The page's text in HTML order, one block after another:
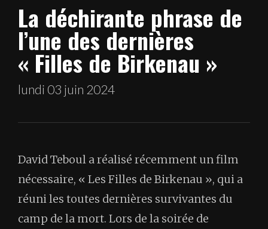
La déchirante phrase de
l’une des dernières
« Filles de Birkenau »
lundi 03 juin 2024
David Teboul a réalisé récemment un film
nécessaire, « Les Filles de Birkenau », qui a
réuni les toutes dernières survivantes du
camp de la mort. Lors de la soirée de